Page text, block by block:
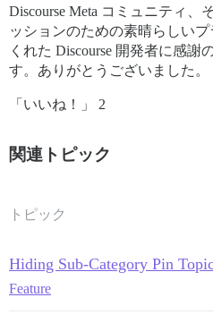
Discourse Meta コミュニティ、
ッションのための素晴らしい
くれた Discourse 開発者に感謝
す。ありがとうございました。
「いいね！」 2
関連トピック
トピック
Hiding Sub-Category Pin
Feature